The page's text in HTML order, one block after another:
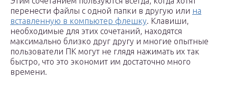
перенести файлы с одной папки в другую или на
вставленную в компьютер флешку. Клавиши,
необходимые для этих сочетаний, находятся
максимально близко друг другу и многие опытные
пользователи ПК могут не глядя нажимать их так
быстро, что это экономит им достаточно много
времени.